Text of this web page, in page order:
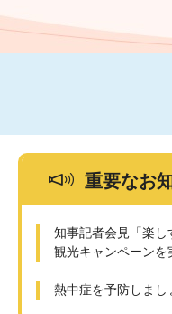
文
重要なお
知事記者会見「楽し
観光キャンペーンを
熱中症を予防しまし